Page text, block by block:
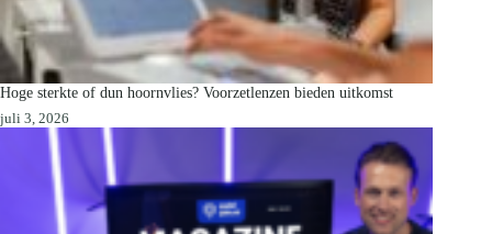
Hoge sterkte of dun hoornvlies? Voorzetlenzen bieden uitkomst
juli 3, 2026